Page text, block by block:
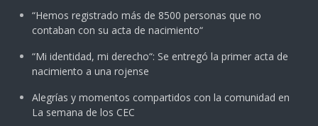
“Hemos registrado más de 8500 personas que no
contaban con su acta de nacimiento“
“Mi identidad, mi derecho“: Se entregó la primer acta de
nacimiento a una rojense
Alegrías y momentos compartidos con la comunidad en
La semana de los CEC